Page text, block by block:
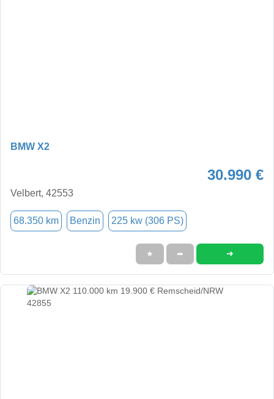
BMW X2
30.990 €
Velbert, 42553
68.350 km Benzin 225 kw (306 PS)
★ ➦ ➜